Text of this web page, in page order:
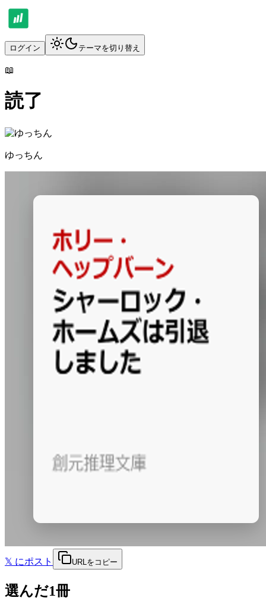
ログイン テーマを切り替え
📖
読了
ゆっちん
𝕏 にポスト URLをコピー
選んだ1冊